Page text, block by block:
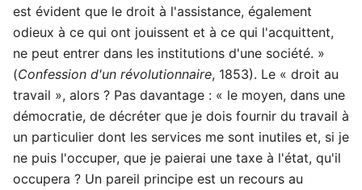
est évident que le droit à l'assistance, également
odieux à ce qui ont jouissent et à ce qui l'acquittent,
ne peut entrer dans les institutions d'une société. »
(Confession d'un révolutionnaire, 1853). Le « droit au
travail », alors ? Pas davantage : « le moyen, dans une
démocratie, de décréter que je dois fournir du travail à
un particulier dont les services me sont inutiles et, si je
ne puis l'occuper, que je paierai une taxe à l'état, qu'il
occupera ? Un pareil principe est un recours au